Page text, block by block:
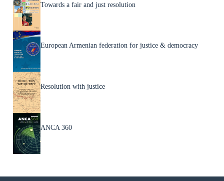
Towards a fair and just resolution
European Armenian federation for justice & democracy
Resolution with justice
ANCA 360